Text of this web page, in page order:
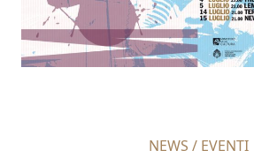
NEWS / EVENTI